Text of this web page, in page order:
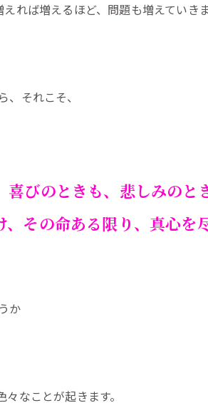
れば増えるほど、問題も増えていきま
それこそ、
びのときも、悲しみの
その命ある限り、真心を
か
なことが起きます。